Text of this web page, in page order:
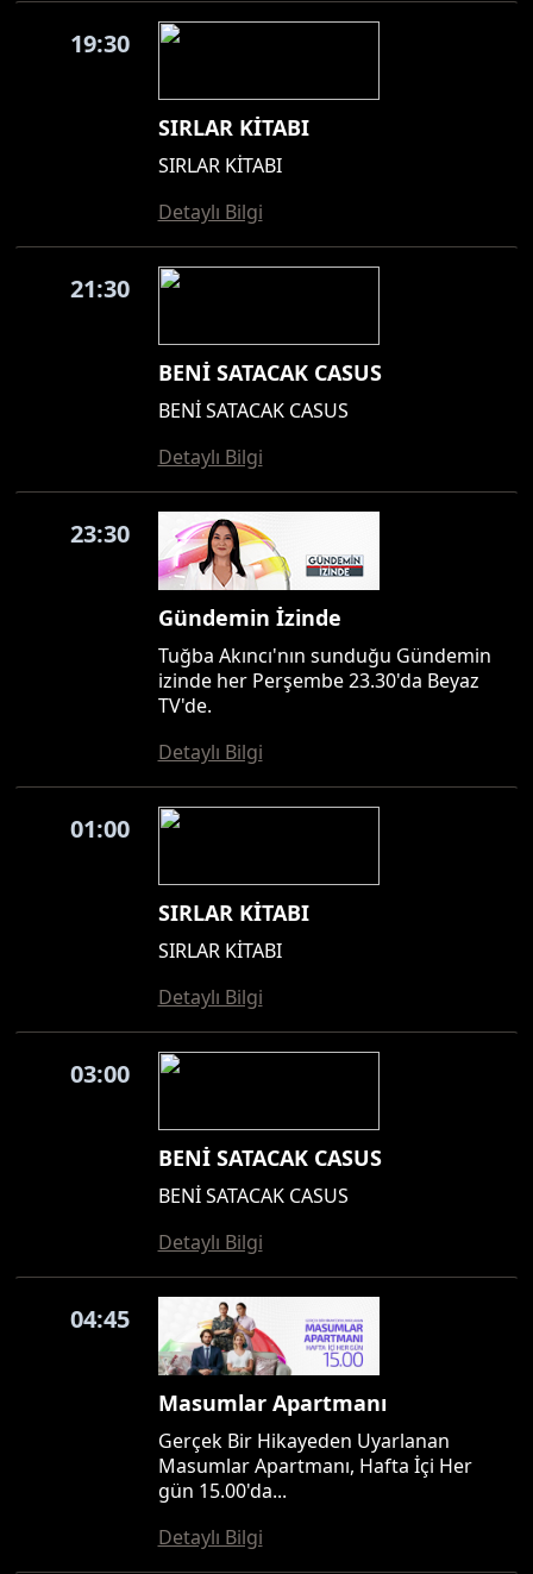
19:30
SIRLAR KİTABI
SIRLAR KİTABI
Detaylı Bilgi
21:30
BENİ SATACAK CASUS
BENİ SATACAK CASUS
Detaylı Bilgi
23:30
Gündemin İzinde
Tuğba Akıncı'nın sunduğu Gündemin
izinde her Perşembe 23.30'da Beyaz
TV'de.
Detaylı Bilgi
01:00
SIRLAR KİTABI
SIRLAR KİTABI
Detaylı Bilgi
03:00
BENİ SATACAK CASUS
BENİ SATACAK CASUS
Detaylı Bilgi
04:45
Masumlar Apartmanı
Gerçek Bir Hikayeden Uyarlanan
Masumlar Apartmanı, Hafta İçi Her
gün 15.00'da...
Detaylı Bilgi